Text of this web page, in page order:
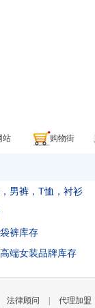
站 购物街
男裤，T恤，衬衫
裤库存
端女装品牌库存
法律顾问 代理加盟